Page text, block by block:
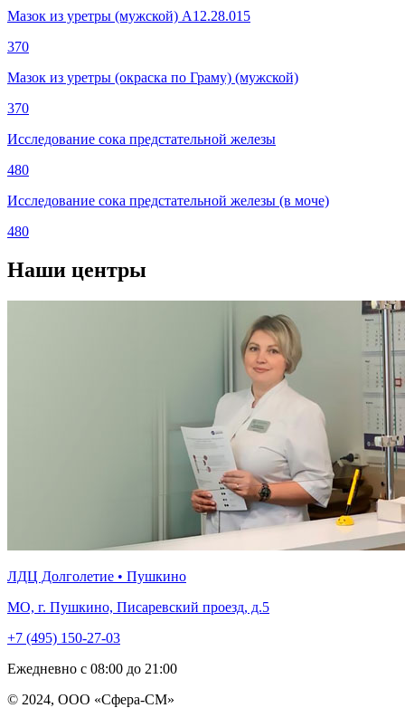
Мазок из уретры (мужской) A12.28.015
370
Мазок из уретры (окраска по Граму) (мужской)
370
Исследование сока предстательной железы
480
Исследование сока предстательной железы (в моче)
480
Наши центры
ЛДЦ Долголетие • Пушкино
МО, г. Пушкино, Писаревский проезд, д.5
+7 (495) 150-27-03
Ежедневно с 08:00 до 21:00
© 2024, ООО «Сфера-СМ»